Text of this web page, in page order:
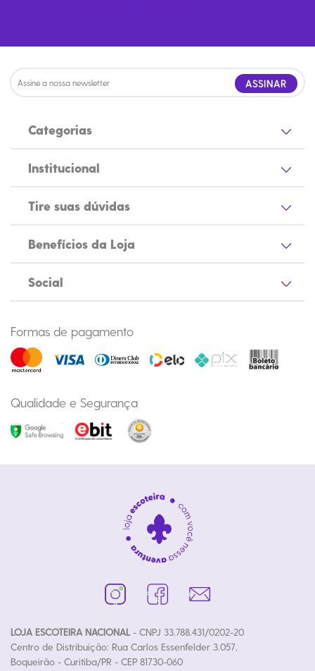
ASSINAR
Categorias
Institucional
Tire suas dúvidas
Benefícios da Loja
Social
Formas de pagamento
Qualidade e Segurança
LOJA ESCOTEIRA NACIONAL- CNPJ 33.788.431/0202-20
Centro de Distribuição: Rua Carlos Essenfelder 3.057,
Boqueirão - Curitiba/PR - CEP 81730-060